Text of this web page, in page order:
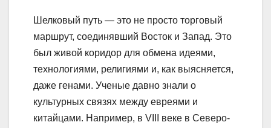
Шелковый путь — это не просто торговый
маршрут, соединявший Восток и Запад. Это
был живой коридор для обмена идеями,
технологиями, религиями и, как выясняется,
даже генами. Ученые давно знали о
культурных связях между евреями и
китайцами. Например, в VIII веке в Северо-